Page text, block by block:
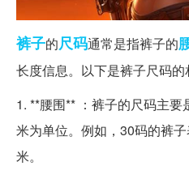
裤子的尺码通常是指裤子的
长度信息。以下是裤子尺码的
1. **腰围** ：裤子的尺码主
米为单位。例如，30码的裤
米。